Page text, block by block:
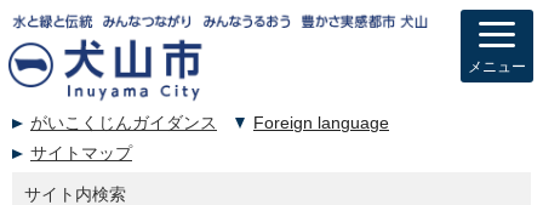
がいこくじんガイダンス
Foreign language
サイトマップ
サイト内検索
メニュー